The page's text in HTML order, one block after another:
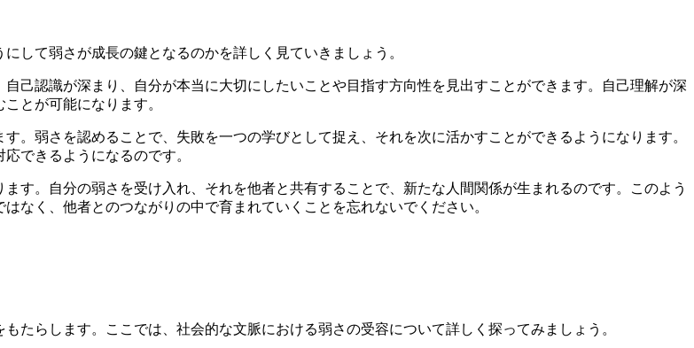
して弱さが成長の鍵となるのかを詳しく見ていきましょう。
己認識が深まり、自分が本当に大切にしたいことや目指す方向性を見出すことができます。自己理解が深
とが可能になります。
。弱さを認めることで、失敗を一つの学びとして捉え、それを次に活かすことができるようになります。
できるようになるのです。
す。自分の弱さを受け入れ、それを他者と共有することで、新たな人間関係が生まれるのです。このよう
なく、他者とのつながりの中で育まれていくことを忘れないでください。
たらします。ここでは、社会的な文脈における弱さの受容について詳しく探ってみましょう。